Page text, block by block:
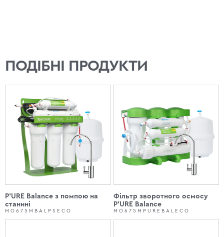
ПОДІБНІ ПРОДУКТИ
P'URE Balance з помпою на
станині
MO675MBALPSECO
Фільтр зворотного осмосу
P'URE Balance
MO675MPUREBALECO